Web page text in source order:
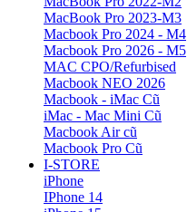
MacBook Pro 2023-M3
Macbook Pro 2024 - M4
Macbook Pro 2026 - M5
MAC CPO/Refurbised
Macbook NEO 2026
Macbook - iMac Cũ
iMac - Mac Mini Cũ
Macbook Air cũ
Macbook Pro Cũ
I-STORE
iPhone
IPhone 14